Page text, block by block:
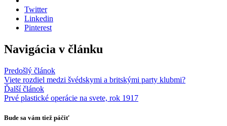
Twitter
Linkedin
Pinterest
Navigácia v článku
Predošlý článok
Viete rozdiel medzi švédskymi a britskými party klubmi?
Ďalší článok
Prvé plastické operácie na svete, rok 1917
Bude sa vám tiež páčiť